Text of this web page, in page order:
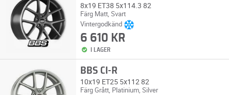
8x19 ET38 5x114.3 82
Färg Matt, Svart
Vintergodkänd
6 610 KR
I LAGER
BBS CI-R
10x19 ET25 5x112 82
Färg Grått, Platinium, Silver